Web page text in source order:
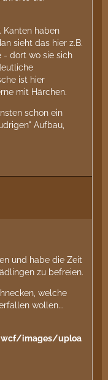
Kanten haben
sieht das hier z.B.
- dort wo sie sich
ist hier
mit Härchen.
schon ein
Aufbau,
und habe die Zeit
zu befreien.
welche
wollen...
images/uploa